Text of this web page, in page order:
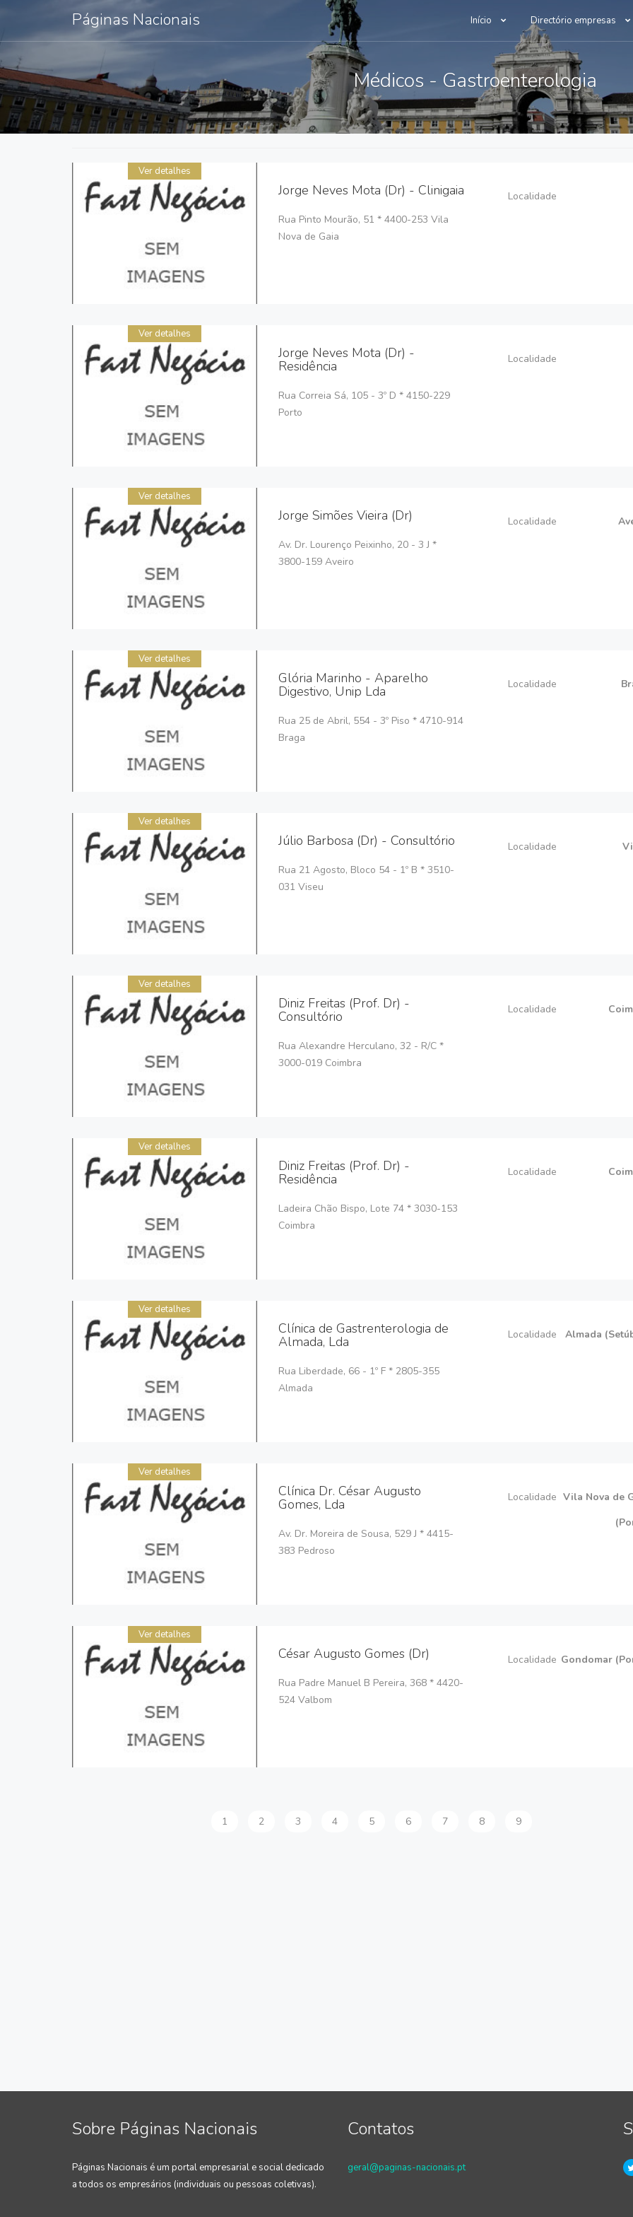
Páginas Nacionais Início Directório empresas
Médicos - Gastroenterologia
Ver detalhes
Jorge Neves Mota (Dr) - Clinigaia
Rua Pinto Mourão, 51 * 4400-253 Vila
Nova de Gaia
Localidade
Ver detalhes
Jorge Neves Mota (Dr) -
Residência
Rua Correia Sá, 105 - 3º D * 4150-229
Porto
Localidade
Ver detalhes
Jorge Simões Vieira (Dr)
Av. Dr. Lourenço Peixinho, 20 - 3 J *
3800-159 Aveiro
Localidade
Ver detalhes
Glória Marinho - Aparelho
Digestivo, Unip Lda
Rua 25 de Abril, 554 - 3º Piso * 4710-914
Braga
Localidade
Ver detalhes
Júlio Barbosa (Dr) - Consultório
Rua 21 Agosto, Bloco 54 - 1º B * 3510-
031 Viseu
Localidade
Ver detalhes
Diniz Freitas (Prof. Dr) -
Consultório
Rua Alexandre Herculano, 32 - R/C *
3000-019 Coimbra
Localidade
Ver detalhes
Diniz Freitas (Prof. Dr) -
Residência
Ladeira Chão Bispo, Lote 74 * 3030-153
Coimbra
Localidade
Ver detalhes
Clínica de Gastrenterologia de
Almada, Lda
Rua Liberdade, 66 - 1º F * 2805-355
Almada
Localidade Almada
Ver detalhes
Clínica Dr. César Augusto
Gomes, Lda
Av. Dr. Moreira de Sousa, 529 J * 4415-
383 Pedroso
Localidade Vila Nova de
Ver detalhes
César Augusto Gomes (Dr)
Rua Padre Manuel B Pereira, 368 * 4420-
524 Valbom
Localidade Gondomar
1 2 3 4 5 6 7 8 9
Sobre Páginas Nacionais
Páginas Nacionais é um portal empresarial e social dedicado
a todos os empresários (individuais ou pessoas coletivas).
Contatos
geral@paginas-nacionais.pt